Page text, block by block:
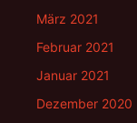
März 2021
Februar 2021
Januar 2021
Dezember 2020